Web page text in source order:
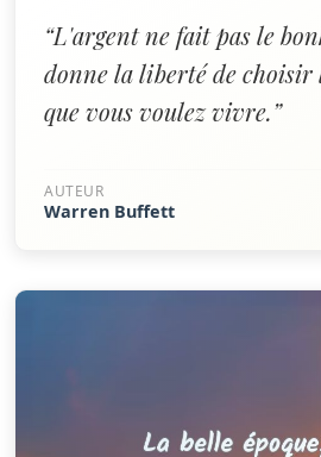
“L'argent ne fait pas le
donne la liberté de choisir
que vous voulez vivre.”
AUTEUR
Warren Buffett